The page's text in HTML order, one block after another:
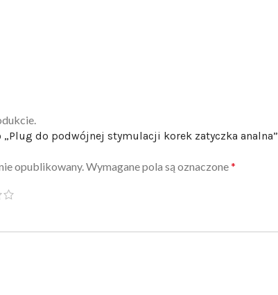
do podwójnej stymulacji korek zatyczka analna”
opublikowany.Wymagane pola są oznaczone*